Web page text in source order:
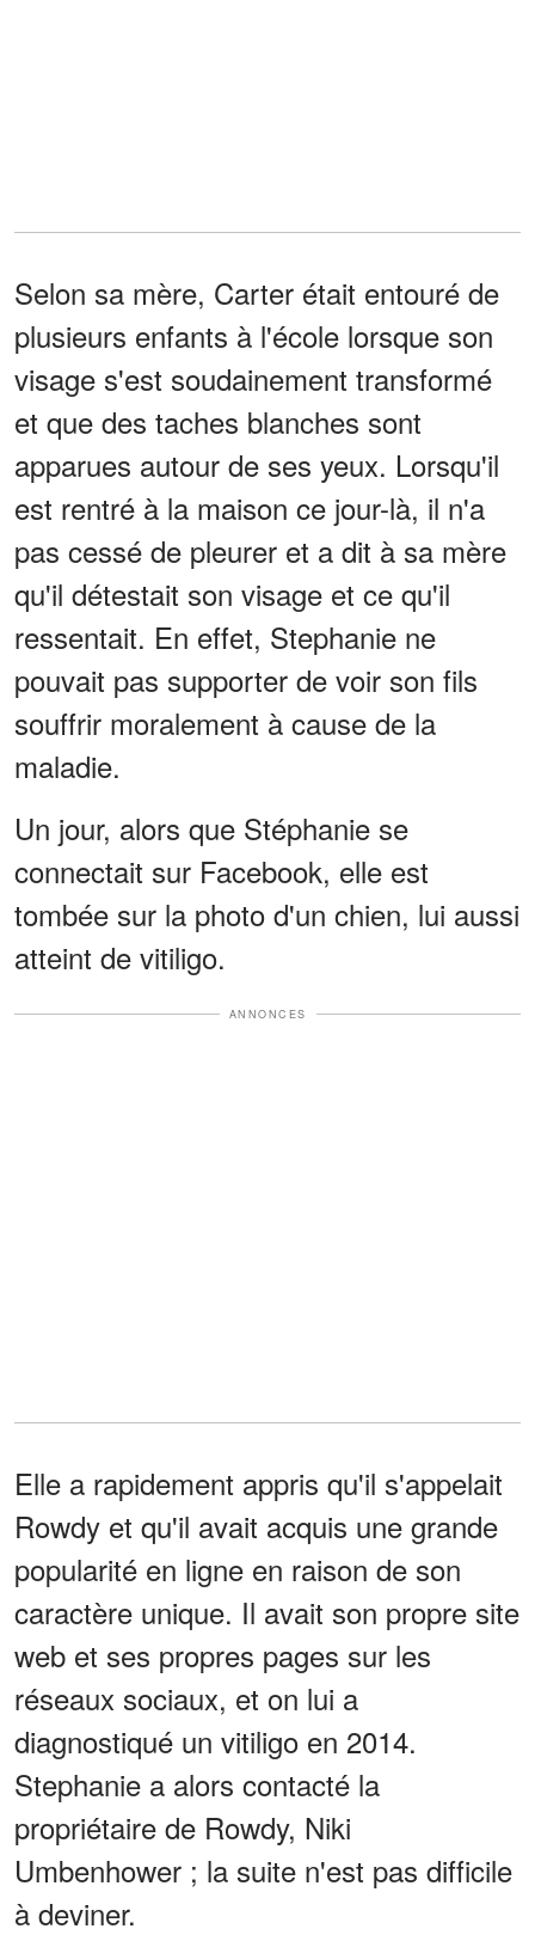
Selon sa mère, Carter était entouré de
plusieurs enfants à l'école lorsque son
visage s'est soudainement transformé
et que des taches blanches sont
apparues autour de ses yeux. Lorsqu'il
est rentré à la maison ce jour-là, il n'a
pas cessé de pleurer et a dit à sa mère
qu'il détestait son visage et ce qu'il
ressentait. En effet, Stephanie ne
pouvait pas supporter de voir son fils
souffrir moralement à cause de la
maladie.
Un jour, alors que Stéphanie se
connectait sur Facebook, elle est
tombée sur la photo d'un chien, lui aussi
atteint de vitiligo.
ANNONCES
Elle a rapidement appris qu'il s'appelait
Rowdy et qu'il avait acquis une grande
popularité en ligne en raison de son
caractère unique. Il avait son propre site
web et ses propres pages sur les
réseaux sociaux, et on lui a
diagnostiqué un vitiligo en 2014.
Stephanie a alors contacté la
propriétaire de Rowdy, Niki
Umbenhower ; la suite n'est pas difficile
à deviner.